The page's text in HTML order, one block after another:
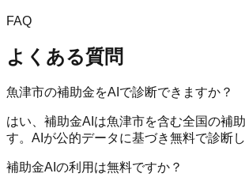
FAQ
よくある質問
魚津市の補助金をAIで診断できますか？
はい、補助金AIは魚津市を含む全国の補
す。AIが公的データに基づき無料で診断し
補助金AIの利用は無料ですか？